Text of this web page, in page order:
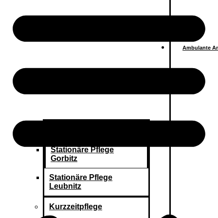
Stationäre Pflege
Gorbitz
Stationäre Pflege
Leubnitz
Kurzzeitpflege
Ambulante